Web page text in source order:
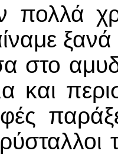
πολλά
στο
και